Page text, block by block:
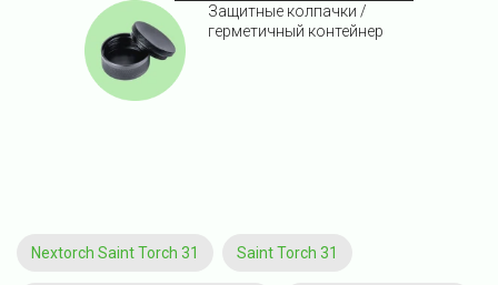
Защитные колпачки /
герметичный контейнер
Nextorch Saint Torch 31 Saint Torch 31